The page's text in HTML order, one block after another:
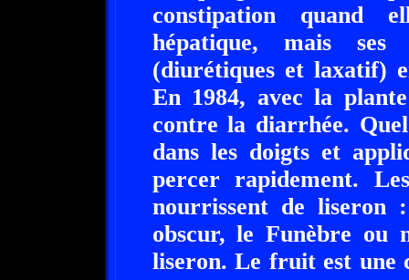
constipation quand
hépatique, mais ses
(diurétiques et laxatif)
En 1984, avec la
contre la diarrhée.
dans les doigts et
percer rapidement.
nourrissent de
obscur, le Funèbre ou
liseron. Le fruit est une